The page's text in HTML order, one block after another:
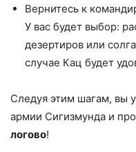
Вернитесь к
У вас будет выбор:
дезертиров или
случае Кац будет
Следуя этим шагам, вы
армии Сигизмунда и
логово!